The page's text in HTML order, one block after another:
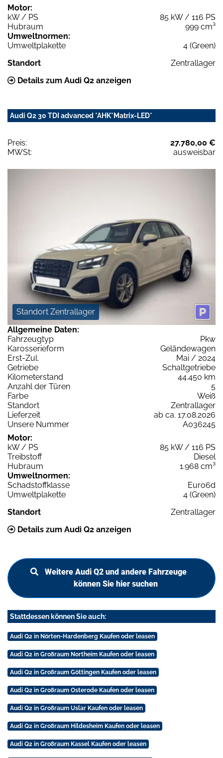
Motor:
kW / PS
85 kW / 116 PS
Hubraum
999 cm³
Umweltnormen:
Umweltplakette
4 (Green)
Standort
Zentrallager
Details zum Audi Q2 anzeigen
Audi Q2 30 TDI advanced *AHK*Matrix-LED*
Preis:
27.780,00 €
MWSt:
ausweisbar
Standort Zentrallager
Allgemeine Daten:
Fahrzeugtyp
Pkw
Karosserieform
Geländewagen
Erst-Zul.
Mai / 2024
Getriebe
Schaltgetriebe
Kilometerstand
44.450 km
Anzahl der Türen
5
Farbe
Weiß
Standort
Zentrallager
Lieferzeit
ab ca. 17.08.2026
Unsere Nummer
A036245
Motor:
kW / PS
85 kW / 116 PS
Treibstoff
Diesel
Hubraum
1.968 cm³
Umweltnormen:
Schadstoffklasse
Euro6d
Umweltplakette
4 (Green)
Standort
Zentrallager
Details zum Audi Q2 anzeigen
Weitere Audi Q2 und andere Fahrzeuge
können Sie hier suchen
Stattdessen können Sie auch:
Audi Q2 in Nörten-Hardenberg Kaufen oder leasen
Audi Q2 in Großraum Northeim Kaufen oder leasen
Audi Q2 in Großraum Göttingen Kaufen oder leasen
Audi Q2 in Großraum Osterode Kaufen oder leasen
Audi Q2 in Großraum Uslar Kaufen oder leasen
Audi Q2 in Großraum Hildesheim Kaufen oder leasen
Audi Q2 in Großraum Kassel Kaufen oder leasen